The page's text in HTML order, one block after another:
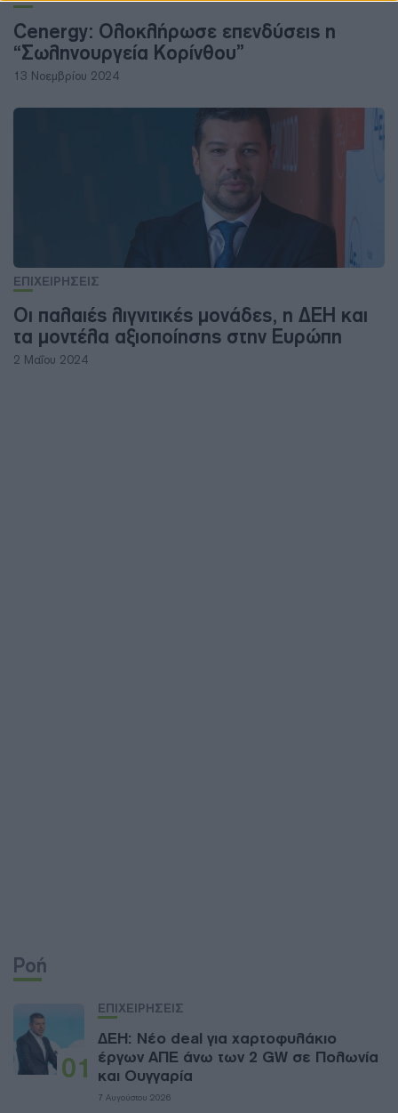
Cenergy: Ολοκλήρωσε επενδύσεις η
“Σωληνουργεία Κορίνθου”
13 Νοεμβρίου 2024
ΕΠΙΧΕΙΡΗΣΕΙΣ
Οι παλαιές λιγνιτικές μονάδες, η ΔΕΗ και
τα μοντέλα αξιοποίησης στην Ευρώπη
2 Μαΐου 2024
Ροή
01
ΕΠΙΧΕΙΡΗΣΕΙΣ
ΔΕΗ: Νέο deal για χαρτοφυλάκιο
έργων ΑΠΕ άνω των 2 GW σε Πολωνία
και Ουγγαρία
7 Αυγούστου 2026